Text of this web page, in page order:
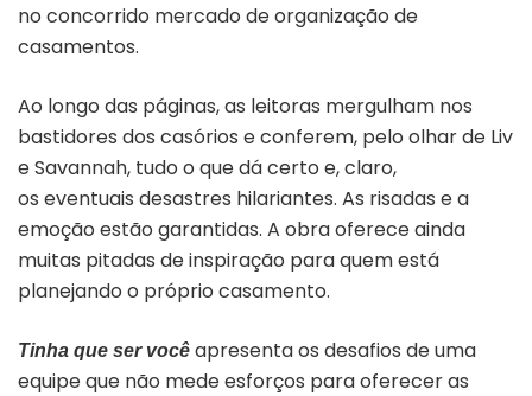
no concorrido mercado de organização de
casamentos.
Ao longo das páginas, as leitoras mergulham nos
bastidores dos casórios e conferem, pelo olhar de Liv
e Savannah, tudo o que dá certo e, claro,
os eventuais desastres hilariantes. As risadas e a
emoção estão garantidas. A obra oferece ainda
muitas pitadas de inspiração para quem está
planejando o próprio casamento.
Tinha que ser você apresenta os desafios de uma
equipe que não mede esforços para oferecer as